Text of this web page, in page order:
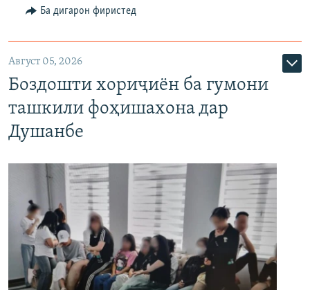
Ба дигарон фиристед
Август 05, 2026
Боздошти хориҷиён ба гумони
ташкили фоҳишахона дар
Душанбе